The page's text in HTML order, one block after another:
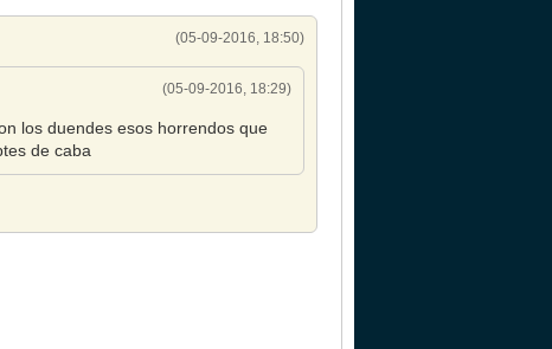
(05-09-2016, 18:50)
(05-09-2016, 18:29)
los duendes esos horrendos que
de caba